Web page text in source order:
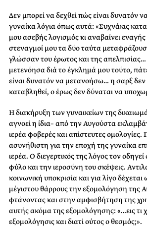
Δεν μπορεί να δεχθεί πώς είναι δυνατόν
γυναίκα λόγια όπως αυτά: «Συχνάκις
μου ασεβής λογισμός κι αναβαίνει εναγής
στεναγμοί μου τα δύο ταύτα
γλώσσαν του έρωτος και της
μετενόησα διά το έγκλημά μου τούτο,
είναι δυνατόν να μετανοήσω… η σαρξ δεν
καταβληθεί, ο έρως δεν δύναται να
Η διακήρυξη των γυναικείων της
αγνοεί η ίδια– από την Αυγούστα
ιερέα φοβερές και απίστευτες
ασυνήθιστη για την εποχή της γυναίκα
ιερέα. Ο διεγερτικός της λόγος τον οδηγεί
φύλο και την ιεροσύνη του σκέψεις.
κοινωνική υποκρισία και για λίγο δέχεται
μέγιστου θάρρους την εξομολόγηση της
φτάνοντας και στην αμφισβήτηση της
αυτής ακόμα της εξομολόγησης: «…εις τι
εξομολόγησις και διατί ούτος ο θεσμός;».